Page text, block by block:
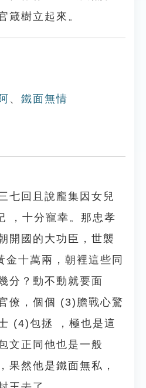
箴樹立起來。
、 鐵面無情
七回且說龐集因女兒
，十分寵幸。那忠孝
開國的大功臣，世襲
十萬兩，朝裡這些同
分？動不動就要面
僚，個個 (3)膽戰心驚
(4)包拯 ，極也是這
文正同他也是一般
果然他是鐵面無私，